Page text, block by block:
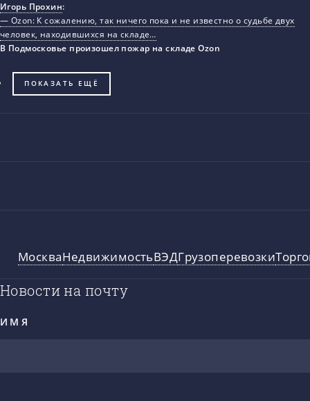
Игорь Прохин:
— Ozon: К сожалению, так ничего пока и не известно о судьбе двух
человек, находившихся на складе…
В Подмосковье произошел пожар на складе Ozon
ПОКАЗАТЬ ЕЩЁ
МоскваНедвижимостьВЭДГрузоперевозки
Новости на почту
ИМЯ